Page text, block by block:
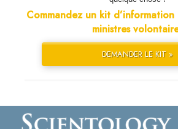
Commandez un kit d’information
ministres
DEMANDER LE KIT »